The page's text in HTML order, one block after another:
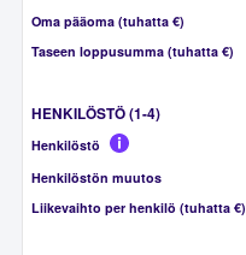
Oma pääoma (tuhatta €)
Taseen loppusumma (tuhatta €)
HENKILÖSTÖ (1-4)
Henkilöstö
Henkilöstön muutos
Liikevaihto per henkilö (tuhatta €)